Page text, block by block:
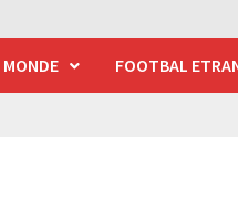
FOOTBAL